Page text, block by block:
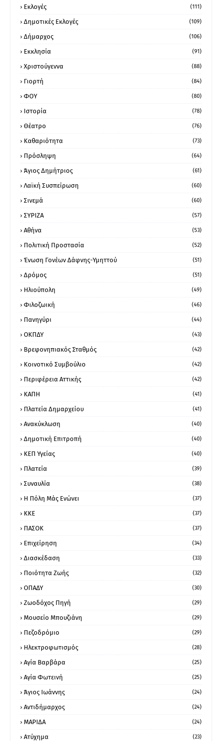
Εκλογές (111)
Δημοτικές Εκλογές (109)
Δήμαρχος (106)
Εκκλησία (91)
Χριστούγεννα (88)
Γιορτή (84)
ΦΟΥ (80)
Ιστορία (78)
Θέατρο (76)
Καθαριότητα (73)
Πρόσληψη (64)
Άγιος Δημήτριος (61)
Λαϊκή Συσπείρωση (60)
Σινεμά (60)
ΣΥΡΙΖΑ (57)
Αθήνα (53)
Πολιτική Προστασία (52)
Ένωση Γονέων Δάφνης-Υμηττού (51)
Δρόμος (51)
Ηλιούπολη (49)
Φιλοζωική (46)
Πανηγύρι (44)
ΟΚΠΔΥ (43)
Βρεφονηπιακός Σταθμός (42)
Κοινοτικό Συμβούλιο (42)
Περιφέρεια Αττικής (42)
ΚΑΠΗ (41)
Πλατεία Δημαρχείου (41)
Ανακύκλωση (40)
Δημοτική Επιτροπή (40)
ΚΕΠ Υγείας (40)
Πλατεία (39)
Συναυλία (38)
Η Πόλη Μάς Ενώνει (37)
ΚΚΕ (37)
ΠΑΣΟΚ (37)
Επιχείρηση (34)
Διασκέδαση (33)
Ποιότητα Ζωής (32)
ΟΠΑΔΥ (30)
Ζωοδόχος Πηγή (29)
Μουσείο Μπουζιάνη (29)
Πεζοδρόμιο (29)
Ηλεκτροφωτισμός (28)
Αγία Βαρβάρα (25)
Αγία Φωτεινή (25)
Άγιος Ιωάννης (24)
Αντιδήμαρχος (24)
ΜΑΡΙΔΑ (24)
Ατύχημα (23)